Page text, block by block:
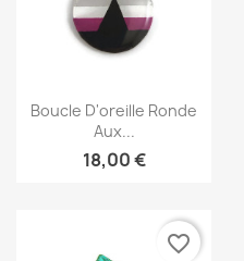
Aperçu rapide
Boucle D'oreille Ronde
Aux...
18,00 €
favorite_border